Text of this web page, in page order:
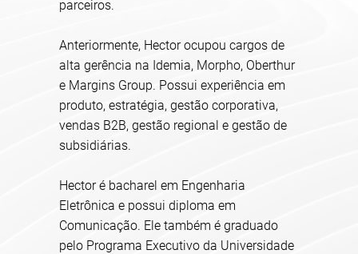
parceiros.
Anteriormente, Hector ocupou cargos de
alta gerência na Idemia, Morpho, Oberthur
e Margins Group. Possui experiência em
produto, estratégia, gestão corporativa,
vendas B2B, gestão regional e gestão de
subsidiárias.
Hector é bacharel em Engenharia
Eletrônica e possui diploma em
Comunicação. Ele também é graduado
pelo Programa Executivo da Universidade